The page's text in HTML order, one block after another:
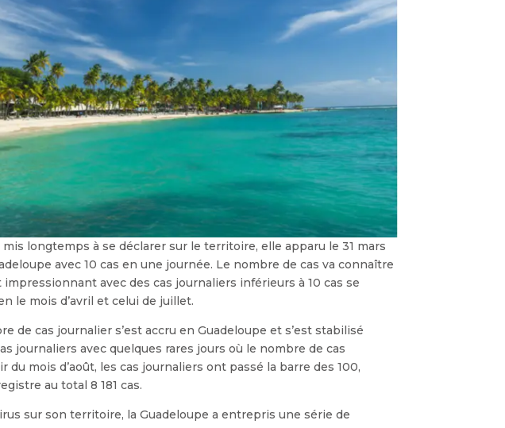
longtemps à se déclarer sur le territoire, elle apparu le 31 mars
avec 10 cas en une journée. Le nombre de cas va connaître
avec des cas journaliers inférieurs à 10 cas se
le mois d’avril et celui de juillet.
de cas journalier s’est accru en Guadeloupe et s’est stabilisé
journaliers avec quelques rares jours où le nombre de cas
du mois d’août, les cas journaliers ont passé la barre des 100,
au total 8 181 cas.
sur son territoire, la Guadeloupe a entrepris une série de